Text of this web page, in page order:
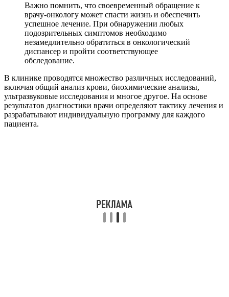
Важно помнить, что своевременный обращение к
врачу-онкологу может спасти жизнь и обеспечить
успешное лечение. При обнаружении любых
подозрительных симптомов необходимо
незамедлительно обратиться в онкологический
диспансер и пройти соответствующее
обследование.
В клинике проводятся множество различных исследований,
включая общий анализ крови, биохимические анализы,
ультразвуковые исследования и многое другое. На основе
результатов диагностики врачи определяют тактику лечения и
разрабатывают индивидуальную программу для каждого
пациента.